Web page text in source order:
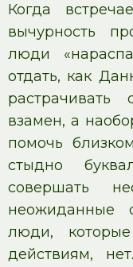
Когда
вычурность
люди
отдать, как
взамен, а
помочь
стыдно
совершать
неожиданные
люди,
действиям,